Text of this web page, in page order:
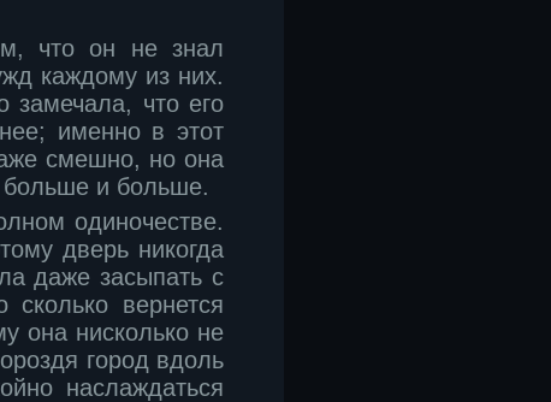
что он не знал
каждому из них.
замечала, что его
именно в этот
смешно, но она
больше и больше.
одиночестве.
дверь никогда
даже засыпать с
вернется
она нисколько не
город вдоль
наслаждаться